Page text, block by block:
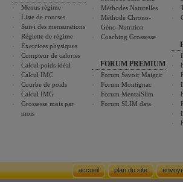
Menus régime
Liste de courses
Suivi des mensurations
Réglette de régime
Exercices physiques
Compteur de calories
Calcul poids idéal
Calcul IMC
Courbe de poids
Calcul IMG
Grossesse mois par
mois
Méthodes Naturelles
Méthode Chrono-
Géno-Nutrition
Coaching Grossesse
FORUM PREMIUM
Forum Savoir Maigrir
Forum Montignac
Forum MentalSlim
Forum SLIM data
accueil plan du site